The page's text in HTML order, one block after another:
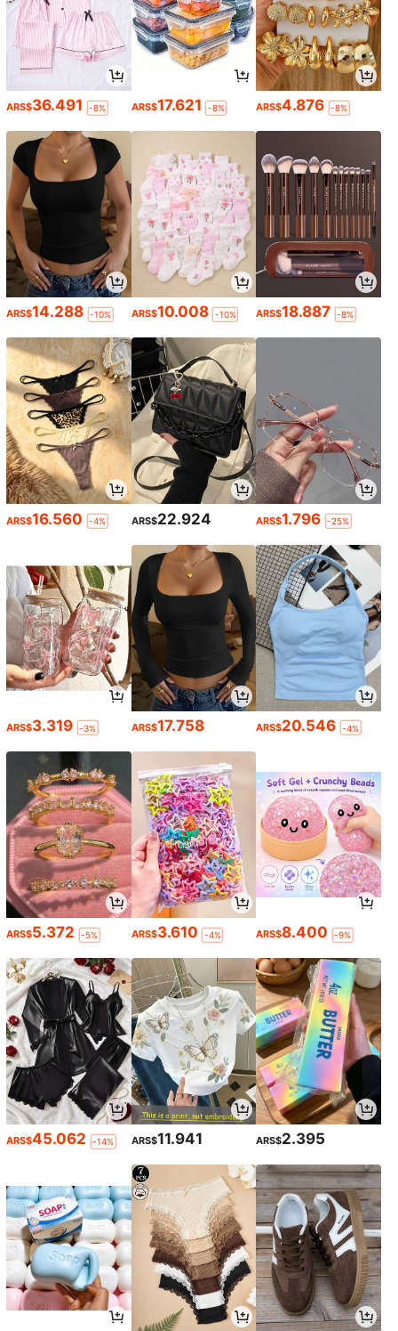
ARS$36.491 -8% ARS$17.621 -8% ARS$4.876 -8%
ARS$14.288 -10% ARS$10.008 -10% ARS$18.887 -8%
ARS$16.560 -4% ARS$22.924 ARS$1.796 -25%
ARS$3.319 -3% ARS$17.758 ARS$20.546 -4%
ARS$5.372 -5% ARS$3.610 -4% ARS$8.400 -9%
ARS$45.062 -14% ARS$11.941 ARS$2.395